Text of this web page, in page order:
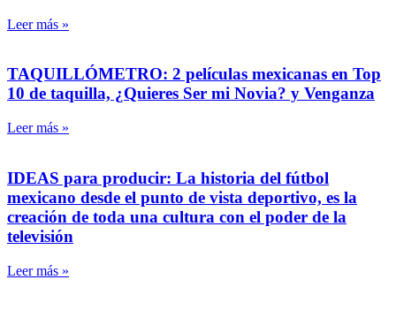
Leer más »
TAQUILLÓMETRO: 2 películas mexicanas en Top
10 de taquilla, ¿Quieres Ser mi Novia? y Venganza
Leer más »
IDEAS para producir: La historia del fútbol
mexicano desde el punto de vista deportivo, es la
creación de toda una cultura con el poder de la
televisión
Leer más »